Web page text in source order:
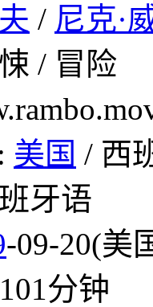
/ 尼克·
/ 冒险
美国 / 西
牙语
-09-20(美
分钟